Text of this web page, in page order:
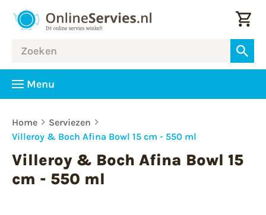
Menu
Home
Serviezen
Villeroy & Boch Afina Bowl 15 cm - 550 ml
Villeroy & Boch Afina Bowl 15
cm - 550 ml